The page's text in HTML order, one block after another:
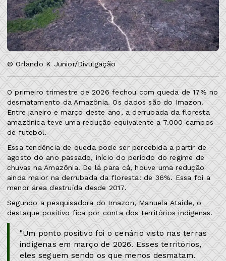
© Orlando K Junior/Divulgação
O primeiro trimestre de 2026 fechou com queda de 17% no
desmatamento da Amazônia. Os dados são do Imazon.
Entre janeiro e março deste ano, a derrubada da floresta
amazônica teve uma redução equivalente a 7.000 campos
de futebol.
Essa tendência de queda pode ser percebida a partir de
agosto do ano passado, início do período do regime de
chuvas na Amazônia. De lá para cá, houve uma redução
ainda maior na derrubada da floresta: de 36%. Essa foi a
menor área destruída desde 2017.
Segundo a pesquisadora do Imazon, Manuela Ataíde, o
destaque positivo fica por conta dos territórios indígenas.
"Um ponto positivo foi o cenário visto nas terras
indígenas em março de 2026. Esses territórios,
eles seguem sendo os que menos desmatam.